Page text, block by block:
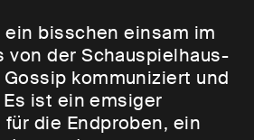
ein bisschen einsam im
von der Schauspielhaus-
kommuniziert und
ist ein emsiger
die Endproben, ein